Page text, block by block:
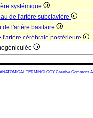
systémique
de l'artère subclavière
de l'artère basilaire
l'artère cérébrale postérieure
TERMINOLOGY Creative Commons